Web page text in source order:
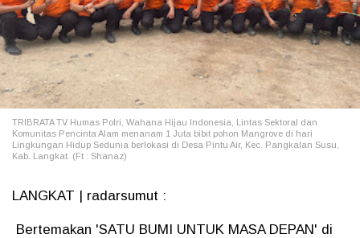
TRIBRATA TV Humas Polri, Wahana Hijau Indonesia, Lintas Sektoral dan
Komunitas Pencinta Alam menanam 1 Juta bibit pohon Mangrove di hari
Lingkungan Hidup Sedunia berlokasi di Desa Pintu Air, Kec. Pangkalan Susu,
Kab. Langkat. (Ft : Shanaz)
LANGKAT | radarsumut :
Bertemakan 'SATU BUMI UNTUK MASA DEPAN' di